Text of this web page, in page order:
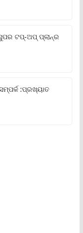
ଟପ୍‌-ଅପ୍ ପ୍ଲାନ୍‌ର
:ପ୍ରଖ୍ୟାତ